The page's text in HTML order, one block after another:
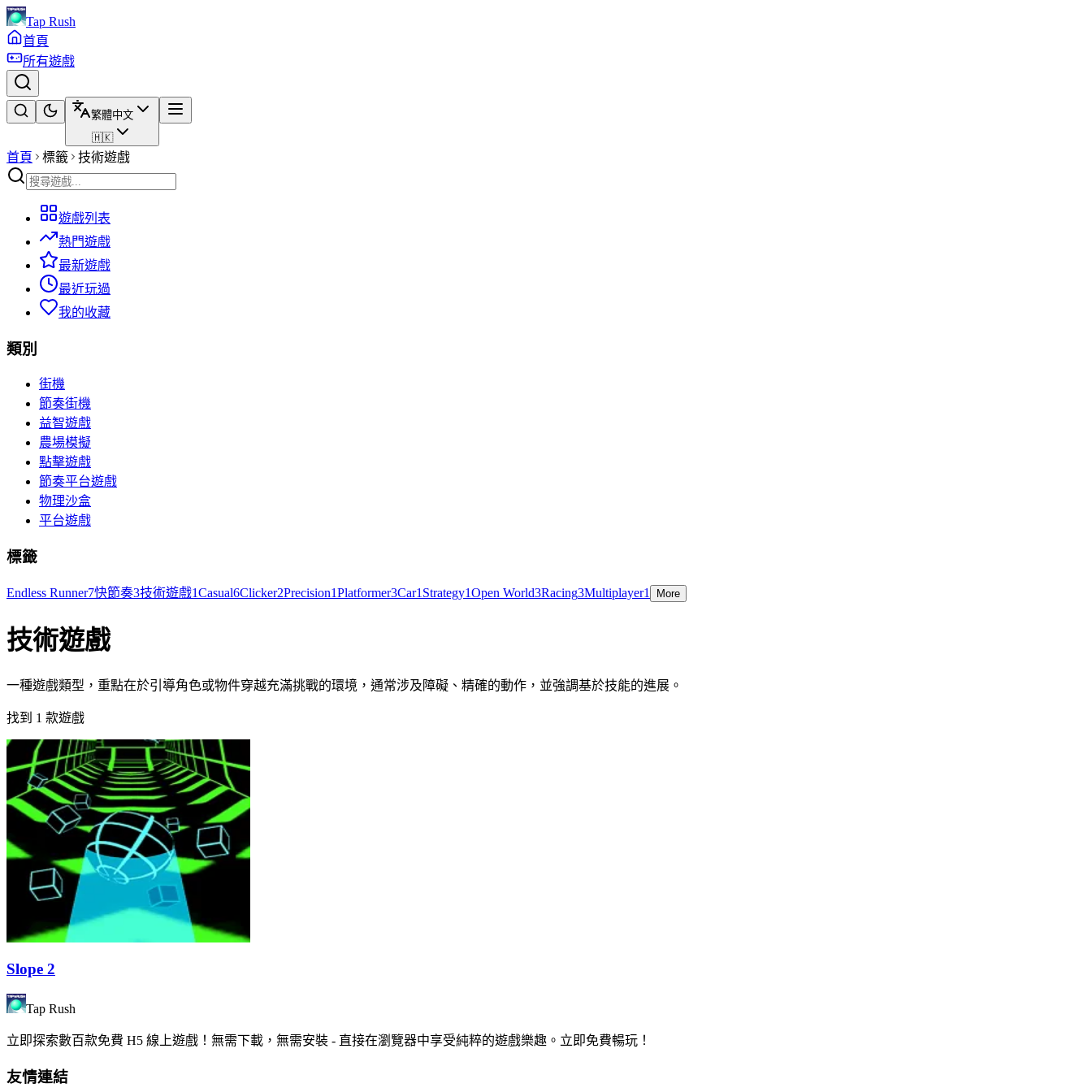
Tap Rush
首頁
所有遊戲
繁體中文
🇭🇰
首頁 標籤 技術遊戲
遊戲列表
熱門遊戲
最新遊戲
最近玩過
我的收藏
類別
街機
節奏街機
益智遊戲
農場模擬
點擊遊戲
節奏平台遊戲
物理沙盒
平台遊戲
標籤
Endless Runner7快節奏3技術遊戲1Casual6Clicker2Precision1Platformer3Car1 Strategy1Open World3Racing3Multiplayer1 More
技術遊戲
一種遊戲類型，重點在於引導角色或物件穿越充滿挑戰的環境，通常涉及障礙、精確的動作，並強調基於技能的進展。
找到 1 款遊戲
Slope 2
Tap Rush
立即探索數百款免費 H5 線上遊戲！無需下載，無需安裝 - 直接在瀏覽器中享受純粹的遊戲樂趣。立即免費暢玩！
友情連結